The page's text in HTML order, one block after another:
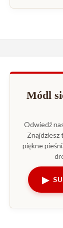
Módl
Odwiedź
Znajdziesz
piękne
▶